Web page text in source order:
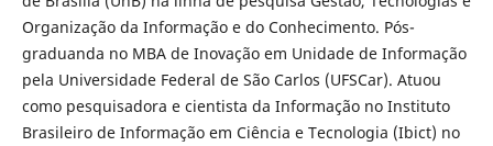
Organização da Informação e do Conhecimento. Pós-
graduanda no MBA de Inovação em Unidade de Informação
pela Universidade Federal de São Carlos (UFSCar). Atuou
como pesquisadora e cientista da Informação no Instituto
Brasileiro de Informação em Ciência e Tecnologia (Ibict) no